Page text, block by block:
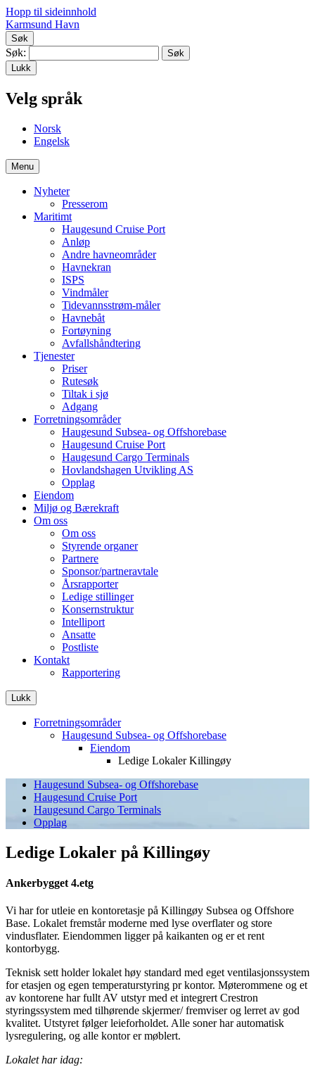
Hopp til sideinnhold
Karmsund Havn
Søk
Søk:
Lukk
Velg språk
Norsk
Engelsk
Menu
Nyheter
Presserom
Maritimt
Haugesund Cruise Port
Anløp
Andre havneområder
Havnekran
ISPS
Vindmåler
Tidevannsstrøm-måler
Havnebåt
Fortøyning
Avfallshåndtering
Tjenester
Priser
Rutesøk
Tiltak i sjø
Adgang
Forretningsområder
Haugesund Subsea- og Offshorebase
Haugesund Cruise Port
Haugesund Cargo Terminals
Hovlandshagen Utvikling AS
Opplag
Eiendom
Miljø og Bærekraft
Om oss
Om oss
Styrende organer
Partnere
Sponsor/partneravtale
Årsrapporter
Ledige stillinger
Konsernstruktur
Intelliport
Ansatte
Postliste
Kontakt
Rapportering
Lukk
Forretningsområder
Haugesund Subsea- og Offshorebase
Eiendom
Ledige Lokaler Killingøy
Haugesund Subsea- og Offshorebase
Haugesund Cruise Port
Haugesund Cargo Terminals
Opplag
Ledige Lokaler på Killingøy
Ankerbygget 4.etg
Vi har for utleie en kontoretasje på Killingøy Subsea og Offshore
Base. Lokalet fremstår moderne med lyse overflater og store
vindusflater. Eiendommen ligger på kaikanten og er et rent
kontorbygg.
Teknisk sett holder lokalet høy standard med eget ventilasjonssystem
for etasjen og egen temperaturstyring pr kontor. Møterommene og et
av kontorene har fullt AV utstyr med et integrert Crestron
styringssystem med tilhørende skjermer/ fremviser og lerret av god
kvalitet. Utstyret følger leieforholdet. Alle soner har automatisk
lysregulering, og alle kontor er møblert.
Lokalet har idag: